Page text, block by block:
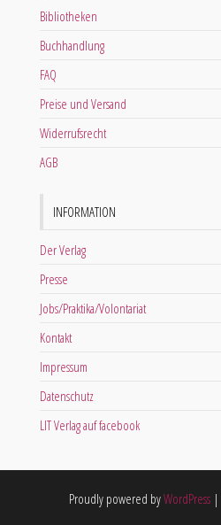
Bibliotheken
Buchhandlung
FAQ
Preise und Versand
Widerrufsrecht
AGB
INFORMATION
Der Verlag
Presse
Jobs/Praktika/Volontariat
Kontakt
Impressum
Datenschutz
LIT Verlag auf facebook
Proudly powered byWordPress |